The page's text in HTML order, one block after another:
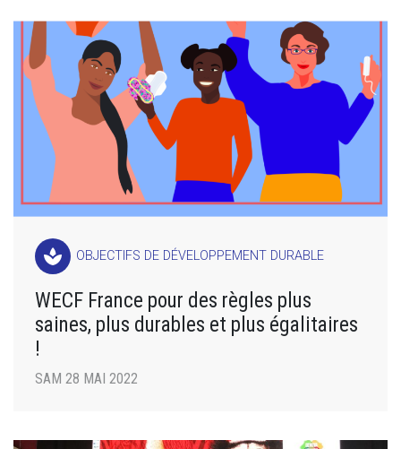
spa OBJECTIFS DE DÉVELOPPEMENT DURABLE
WECF France pour des règles plus
saines, plus durables et plus égalitaires
!
SAM 28 MAI 2022